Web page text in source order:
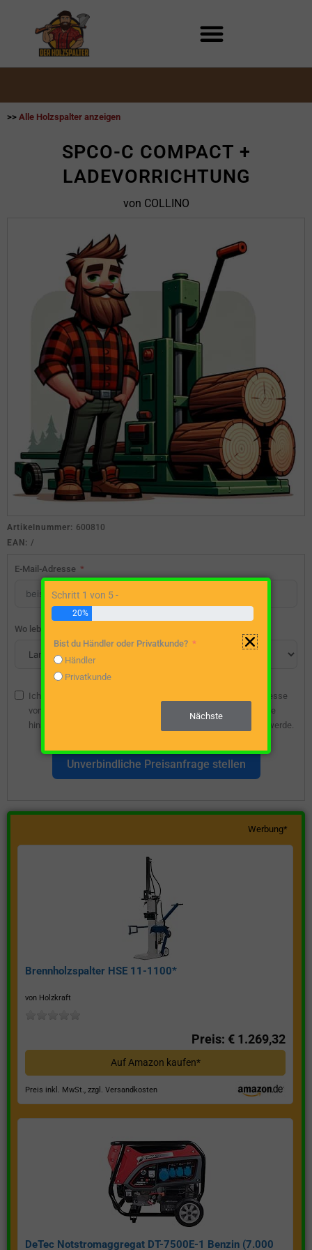
>> Alle Holzspalter anzeigen
SPCO-C COMPACT +
LADEVORRICHTUNG
von COLLINO
Artikelnummer: 600810
EAN: /
E-Mail-Adresse
Wo lebst du?
Ich bin damit einverstanden, dass die angegebene E-Mail-Adresse
vom Webseitenbetreiber gespeichert wird, damit ich über diese
hinsichtlich eines unverbindlichen Preisangebots kontaktiert werde.
Unverbindliche Preisanfrage stellen
Werbung*
Brennholzspalter HSE 11-1100*
von Holzkraft
Preis: € 1.269,32
Auf Amazon kaufen*
Preis inkl. MwSt., zzgl. Versandkosten
DeTec Notstromaggregat DT-7500E-1 Benzin (7.000
Schritt 1 von 5 -
20%
Bist du Händler oder Privatkunde?
Händler
Privatkunde
Nächste